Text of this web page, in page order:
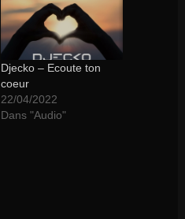
Djecko – Ecoute ton
coeur
22/04/2022
Dans "Audio"